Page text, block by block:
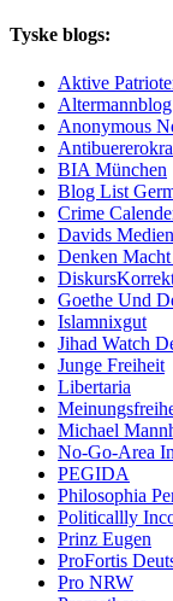
Tyske blogs:
Aktive
Altermannblog
Anonymous
BIA München
Blog List
Crime
Davids
Denken
Goethe Und
Islamnixgut
Jihad Watch
Junge Freiheit
Libertaria
Michael
No-Go-Area
PEGIDA
Philosophia
Politicallly
Prinz Eugen
ProFortis
Pro NRW